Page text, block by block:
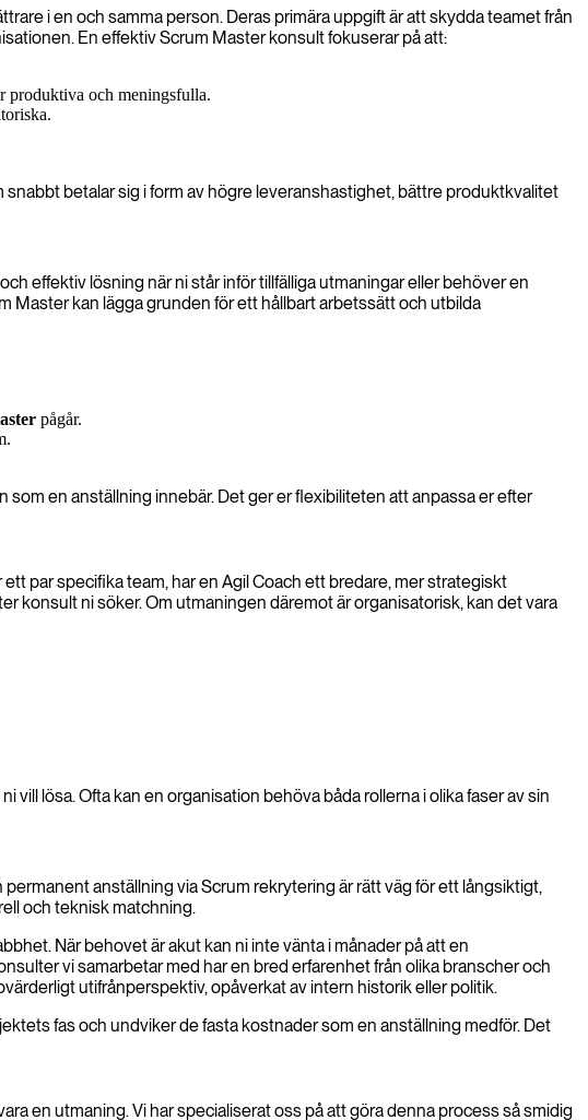
i en och samma person. Deras primära uppgift är att skydda teamet från
En effektiv Scrum Master konsult fokuserar på att:
produktiva och meningsfulla.
betalar sig i form av högre leveranshastighet, bättre produktkvalitet
effektiv lösning när ni står inför tillfälliga utmaningar eller behöver en
Master kan lägga grunden för ett hållbart arbetssätt och utbilda
pågår.
en anställning innebär. Det ger er flexibiliteten att anpassa er efter
par specifika team, har en Agil Coach ett bredare, mer strategiskt
konsult ni söker. Om utmaningen däremot är organisatorisk, kan det vara
vill lösa. Ofta kan en organisation behöva båda rollerna i olika faser av sin
anställning via Scrum rekrytering är rätt väg för ett långsiktigt,
och teknisk matchning.
När behovet är akut kan ni inte vänta i månader på att en
vi samarbetar med har en bred erfarenhet från olika branscher och
utifrånperspektiv, opåverkat av intern historik eller politik.
fas och undviker de fasta kostnader som en anställning medför. Det
en utmaning. Vi har specialiserat oss på att göra denna process så smidig